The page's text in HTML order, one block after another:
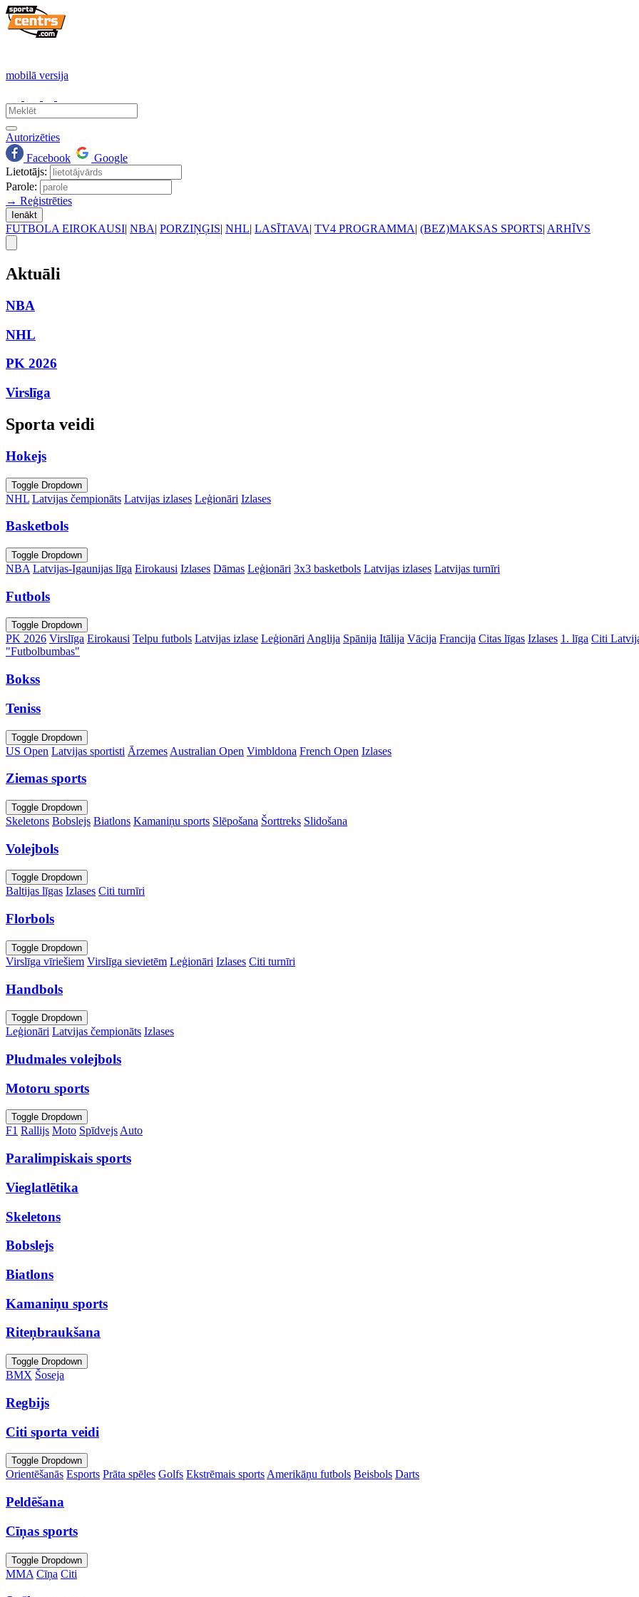
mobilā versija
Autorizēties
Facebook
Google
Lietotājs:
Parole:
→ Reģistrēties
Ienākt
FUTBOLA EIROKAUSI| NBA| PORZIŅĢIS| NHL| LASĪTAVA| TV4 PROGRAMMA| (BEZ)MAKSAS SPORTS| ARHĪVS
Aktuāli
NBA
NHL
PK 2026
Virslīga
Sporta veidi
Hokejs
Toggle Dropdown
NHL Latvijas čempionāts Latvijas izlases Leģionāri Izlases
Basketbols
Toggle Dropdown
NBA Latvijas-Igaunijas līga Eirokausi Izlases Dāmas Leģionāri 3x3 basketbols Latvijas izlases Latvijas turnīri
Futbols
Toggle Dropdown
PK 2026 Virslīga Eirokausi Telpu futbols Latvijas izlase Leģionāri Anglija Spānija Itālija Vācija Francija Citas līgas Izlases 1. līga Citi
"Futbolbumbas"
Bokss
Teniss
Toggle Dropdown
US Open Latvijas sportisti Ārzemes Australian Open Vimbldona French Open Izlases
Ziemas sports
Toggle Dropdown
Skeletons Bobslejs Biatlons Kamaniņu sports Slēpošana Šorttreks Slidošana
Volejbols
Toggle Dropdown
Baltijas līgas Izlases Citi turnīri
Florbols
Toggle Dropdown
Virslīga vīriešiem Virslīga sievietēm Leģionāri Izlases Citi turnīri
Handbols
Toggle Dropdown
Leģionāri Latvijas čempionāts Izlases
Pludmales volejbols
Motoru sports
Toggle Dropdown
F1 Rallijs Moto SpīdvejsAuto
Paralimpiskais sports
Vieglatlētika
Skeletons
Bobslejs
Biatlons
Kamaniņu sports
Riteņbraukšana
Toggle Dropdown
BMX Šoseja
Regbijs
Citi sporta veidi
Toggle Dropdown
Orientēšanās Esports Prāta spēles Golfs Ekstrēmais sports Amerikāņu futbols Beisbols Darts
Peldēšana
Cīņas sports
Toggle Dropdown
MMA Cīņa Citi